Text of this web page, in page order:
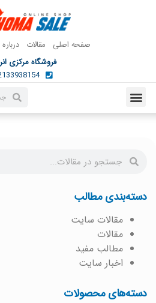
صفحه اصلی مقالات
فروشگاه مرکزی
دسته‌بندی مطالب
مقالات سایت
مقالات
مطالب مفید
اخبار سایت
دسته‌های محصولات